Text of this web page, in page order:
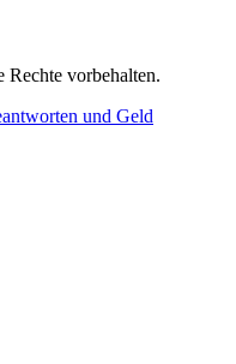
vorbehalten.